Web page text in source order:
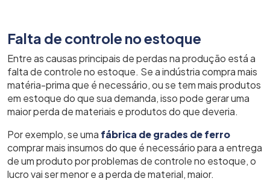
Falta de controle no estoque
Entre as causas principais de perdas na produção está a
falta de controle no estoque. Se a indústria compra mais
matéria-prima que é necessário, ou se tem mais produtos
em estoque do que sua demanda, isso pode gerar uma
maior perda de materiais e produtos do que deveria.
Por exemplo, se uma fábrica de grades de ferro
comprar mais insumos do que é necessário para a entrega
de um produto por problemas de controle no estoque, o
lucro vai ser menor e a perda de material, maior.